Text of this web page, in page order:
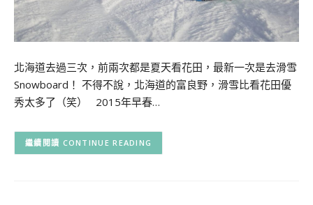
北海道去過三次，前兩次都是夏天看花田，最新一次是去滑雪
Snowboard！ 不得不說，北海道的富良野，滑雪比看花田優
秀太多了（笑） 2015年早春…
CONTINUE READING